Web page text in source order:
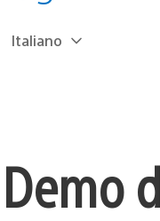
Seleziona
Regione
Italiano